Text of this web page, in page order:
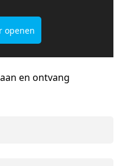
openen
en ontvang